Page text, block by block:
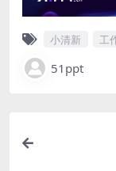
小清新 工
51ppt